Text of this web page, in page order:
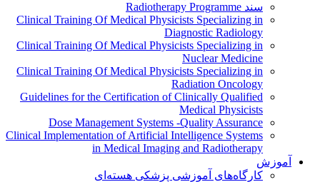
سند Radiotherapy Programme
Clinical Training Of Medical Physicists Specializing in
Diagnostic Radiology
Clinical Training Of Medical Physicists Specializing in
Nuclear Medicine
Clinical Training Of Medical Physicists Specializing in
Radiation Oncology
Guidelines for the Certification of Clinically Qualified
Medical Physicists
Dose Management Systems -Quality Assurance
Clinical Implementation of Artificial Intelligence Systems
in Medical Imaging and Radiotherapy
آموزش
کارگاه‌های آموزشی پزشکی هسته‌ای